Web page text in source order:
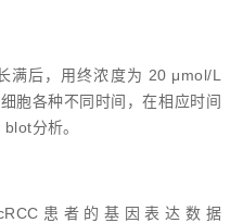
满后，用终浓度为 20 μmol/L
胞各种不同时间，在相应时间
分析。
患者的基因表达数据